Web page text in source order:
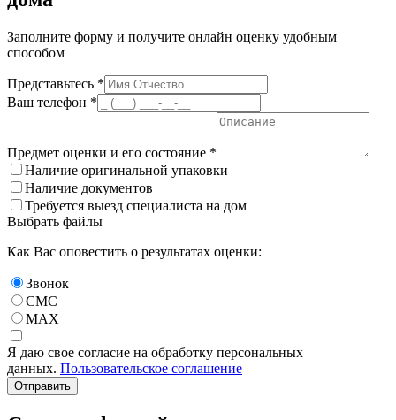
Заполните форму и получите онлайн оценку удобным
способом
Представьтесь *
Ваш телефон *
Предмет оценки и его состояние *
Наличие оригинальной упаковки
Наличие документов
Требуется выезд специалиста на дом
Выбрать файлы
Как Вас оповестить о результатах оценки:
Звонок
СМС
MAX
Я даю свое согласие на обработку персональных
данных. Пользовательское соглашение
Отправить